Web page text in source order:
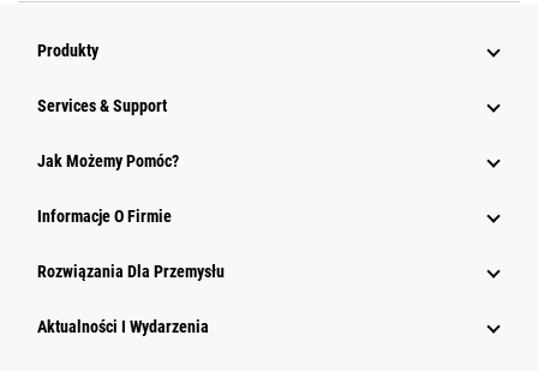
Produkty
Services & Support
Jak Możemy Pomóc?
Informacje O Firmie
Rozwiązania Dla Przemysłu
Aktualności I Wydarzenia